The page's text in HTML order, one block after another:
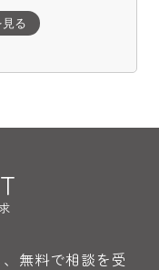
る
無料で相談を受